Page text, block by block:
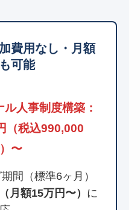
費用なし・月額
可能
人事制度構築：
（税込990,000
〜
間（標準6ヶ月）
月額15万円〜） に